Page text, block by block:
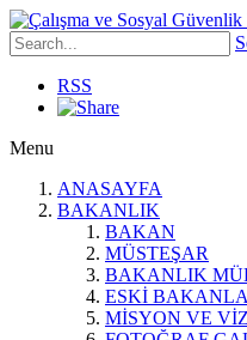
RSS
Menu
ANASAYFA
BAKANLIK
BAKAN
MÜSTEŞAR
BAKANLIK
ESKİ
MİSYON VE